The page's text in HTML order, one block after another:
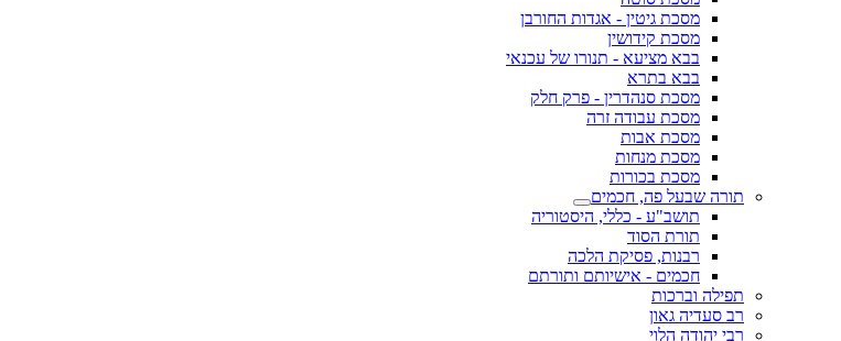
מסכת גיטין - אגדות החורבן
מסכת קידושין
בבא מציעא - תנורו של עכנאי
בבא בתרא
מסכת סנהדרין - פרק חלק
מסכת עבודה זרה
מסכת אבות
מסכת מנחות
מסכת בכורות
תורה שבעל פה, חכמים
תושב"ע - כללי, היסטוריה
תורת הסוד
רבנות, פסיקת הלכה
חכמים - אישיותם ותורתם
תפילה וברכות
רב סעדיה גאון
רבי יהודה הלוי